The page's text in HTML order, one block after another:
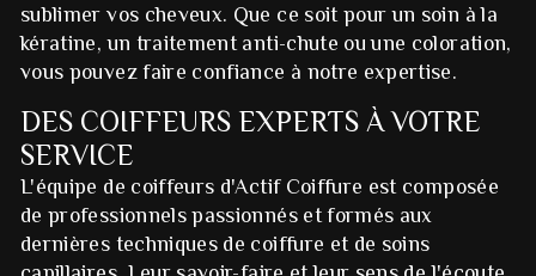
sublimer vos cheveux. Que ce soit pour un soin à la
kératine, un traitement anti-chute ou une coloration,
vous pouvez faire confiance à notre expertise.
DES COIFFEURS EXPERTS À VOTRE
SERVICE
L'équipe de coiffeurs d'Actif Coiffure est composée
de professionnels passionnés et formés aux
dernières techniques de coiffure et de soins